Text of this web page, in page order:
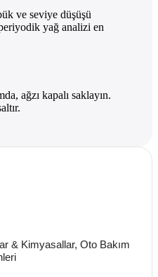
ve seviye düşüşü
yağ analizi en
ağzı kapalı saklayın.
& Kimyasallar, Oto Bakım